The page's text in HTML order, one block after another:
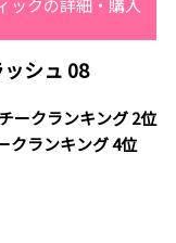
シュ 08
ークランキング 2位
クランキング 4位